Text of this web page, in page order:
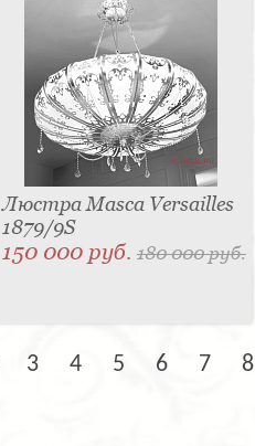
Люстра Masca Versailles
1879/9S
150 000 руб. 180 000 руб.
3 4 5 6 7 8